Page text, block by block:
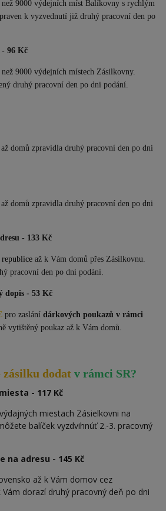
9000 výdejních míst Balíkovny s rychlým
k vyzvednutí již druhý pracovní den po
96 Kč
9000 výdejních místech Zásilkovny.
druhý pracovní den po dni podání.
domů zpravidla druhý pracovní den po dni
domů zpravidla druhý pracovní den po dni
- 133 Kč
republice až k Vám domů přes Zásilkovnu.
pracovní den po dni podání.
dopis - 53 Kč
pro zaslánídárkových poukazů v rámci
vytištěný poukaz až k Vám domů.
zásilku dodatv rámci SR?
- 117 Kč
miestach Zásielkovni na
balíček vyzdvihnúť 2.-3. pracovný
na adresu - 145 Kč
až k Vám domov cez
dorazí druhý pracovný deň po dni